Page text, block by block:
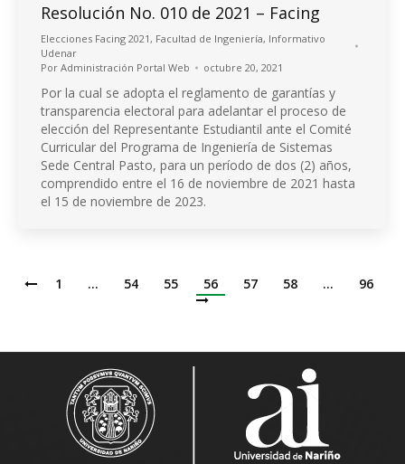
Resolución No. 010 de 2021 – Facing
Elecciones Facing 2021 , Facultad de Ingeniería, Informativo
Udenar
Por Administración Portal Web octubre 20, 2021
Por la cual se adopta el reglamento de garantías y
transparencia electoral para adelantar el proceso de
elección del Representante Estudiantil ante el Comité
Curricular del Programa de Ingeniería de Sistemas
Sede Central Pasto, para un período de dos (2) años,
comprendido entre el 16 de noviembre de 2021 hasta
el 15 de noviembre de 2023.
1 … 54 55 56 57 58 … 96